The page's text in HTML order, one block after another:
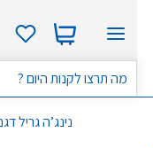
נינג’ה גריל דגם AG653